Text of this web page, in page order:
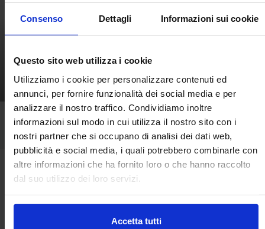
Consenso Dettagli Informazioni sui cookie
Questo sito web utilizza i cookie
Utilizziamo i cookie per personalizzare contenuti ed
annunci, per fornire funzionalità dei social media e per
analizzare il nostro traffico. Condividiamo inoltre
informazioni sul modo in cui utilizza il nostro sito con i
nostri partner che si occupano di analisi dei dati web,
pubblicità e social media, i quali potrebbero combinarle con
altre informazioni che ha fornito loro o che hanno raccolto
dal suo utilizzo dei loro servizi.
Accetta tutti
ICO BROKERS SRL
AMBIENTE LAVORO
Home